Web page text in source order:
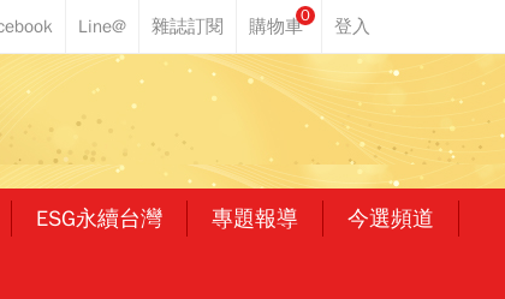
0
ESG永續台灣 專題報導 今選頻道